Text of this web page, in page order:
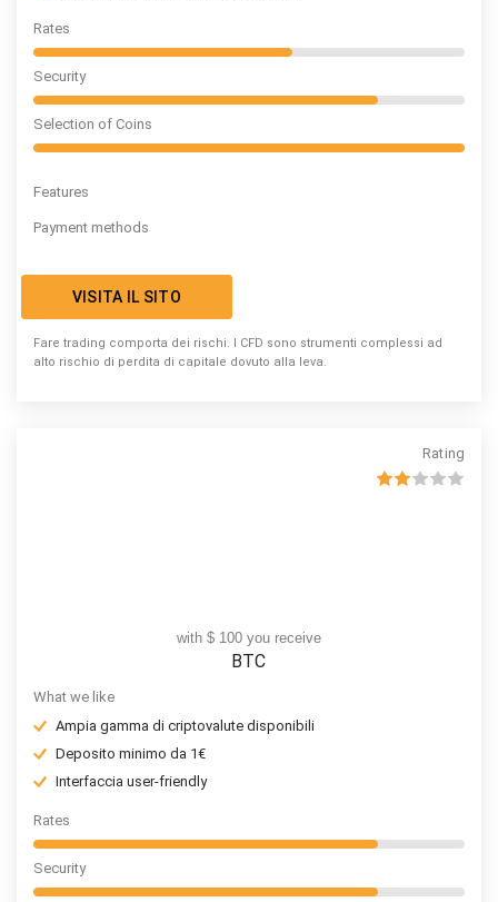
Rates
Security
Selection of Coins
Features
Payment methods
VISITA IL SITO
Fare trading comporta dei rischi. I CFD sono strumenti complessi ad
alto rischio di perdita di capitale dovuto alla leva.
Rating
with $ 100 you receive
BTC
What we like
Ampia gamma di criptovalute disponibili
Deposito minimo da 1€
Interfaccia user-friendly
Rates
Security